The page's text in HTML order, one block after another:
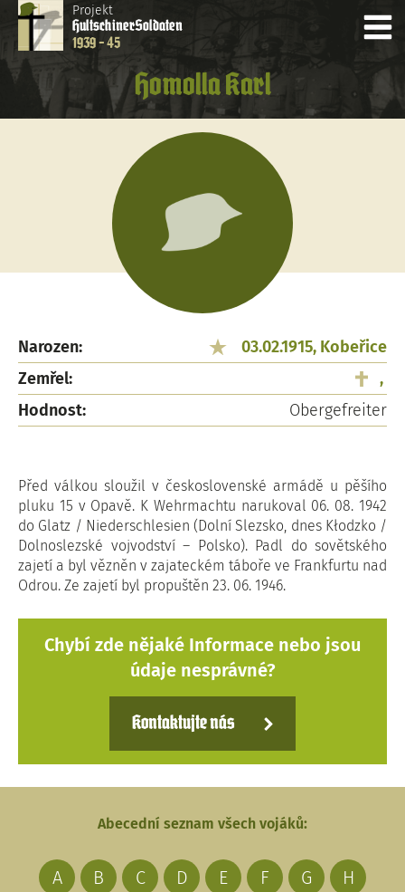
Projekt
HultschinerSoldaten
1939 - 45
Homolla Karl
Narozen:
03.02.1915, Kobeřice
Zemřel:
,
Hodnost:
Obergefreiter
Před válkou sloužil v československé armádě u pěšího
pluku 15 v Opavě. K Wehrmachtu narukoval 06. 08. 1942
do Glatz / Niederschlesien (Dolní Slezsko, dnes Kłodzko /
Dolnoslezské vojvodství – Polsko). Padl do sovětského
zajetí a byl vězněn v zajateckém táboře ve Frankfurtu nad
Odrou. Ze zajetí byl propuštěn 23. 06. 1946.
Chybí zde nějaké Informace nebo jsou
údaje nesprávné?
Kontaktujte nás
Abecední seznam všech vojáků:
A B C D E F G
H